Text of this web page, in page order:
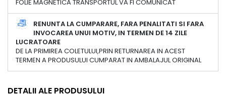
FOLIE MAGNETICA TRANSPORTUL VA FI COMUNICAT
RENUNTA LA CUMPARARE, FARA PENALITATI SI FARA
INVOCAREA UNUI MOTIV, IN TERMEN DE 14 ZILE
LUCRATOARE
DE LA PRIMIREA COLETULUI,PRIN RETURNAREA IN ACEST
TERMEN A PRODUSULUI CUMPARAT IN AMBALAJUL ORIGINAL
DETALII ALE PRODUSULUI